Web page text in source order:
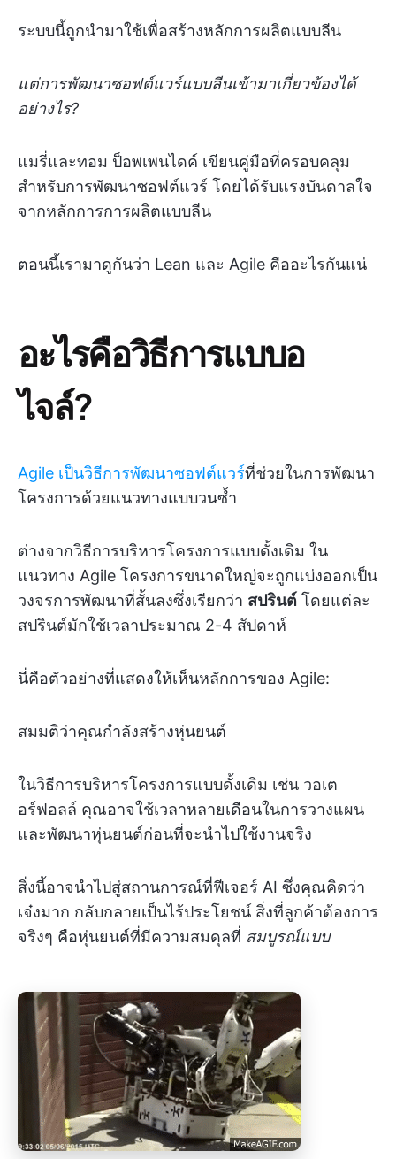
ระบบนี้ถูกนำมาใช้เพื่อสร้างหลักการผลิตแบบลีน
แต่การพัฒนาซอฟต์แวร์แบบลีนเข้ามาเกี่ยวข้องได้
อย่างไร?
แมรี่และทอม ป็อพเพนไดค์ เขียนคู่มือที่ครอบคลุม
สำหรับการพัฒนาซอฟต์แวร์ โดยได้รับแรงบันดาลใจ
จากหลักการการผลิตแบบลีน
ตอนนี้เรามาดูกันว่า Lean และ Agile คืออะไรกันแน่
อะไรคือวิธีการแบบอ
ไจล์?
Agile เป็นวิธีการพัฒนาซอฟต์แวร์ที่ช่วยในการพัฒนา
โครงการด้วยแนวทางแบบวนซ้ำ
ต่างจากวิธีการบริหารโครงการแบบดั้งเดิม ใน
แนวทาง Agile โครงการขนาดใหญ่จะถูกแบ่งออกเป็น
วงจรการพัฒนาที่สั้นลงซึ่งเรียกว่า สปรินต์ โดยแต่ละ
สปรินต์มักใช้เวลาประมาณ 2-4 สัปดาห์
นี่คือตัวอย่างที่แสดงให้เห็นหลักการของ Agile:
สมมติว่าคุณกำลังสร้างหุ่นยนต์
ในวิธีการบริหารโครงการแบบดั้งเดิม เช่น วอเต
อร์ฟอลล์ คุณอาจใช้เวลาหลายเดือนในการวางแผน
และพัฒนาหุ่นยนต์ก่อนที่จะนำไปใช้งานจริง
สิ่งนี้อาจนำไปสู่สถานการณ์ที่ฟีเจอร์ AI ซึ่งคุณคิดว่า
เจ๋งมาก กลับกลายเป็นไร้ประโยชน์ สิ่งที่ลูกค้าต้องการ
จริงๆ คือหุ่นยนต์ที่มีความสมดุลที่ สมบูรณ์แบบ